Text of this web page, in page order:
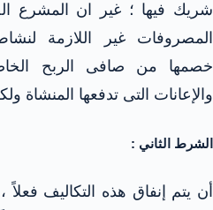
شريك فيها ؛ غير ان المشرع
المصروفات غير اللازمة
خصمها من صافى الربح
والإعانات التى تدفعها
الشرط الثاني :
أن يتم إنفاق هذه التكاليف